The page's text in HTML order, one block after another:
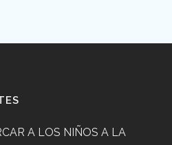
A LOS NIÑOS A LA